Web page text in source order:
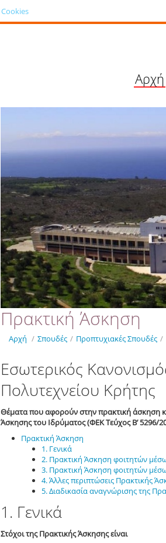
Cookies
Αρχή
Πρακτική Άσκηση
Αρχή / Σπουδές / Προπτυχιακές Σπουδές /
Εσωτερικός
Πολυτεχνείου Κρήτης
Θέματα που αφορούν στην πρακτική άσκηση
Άσκησης του Ιδρύματος (ΦΕΚ Τεύχος Β’ 5296/
Πρακτική Άσκηση
1. Γενικά
2. Πρακτική Άσκηση φοιτητών
3. Πρακτική Άσκηση φοιτητών
4. Άλλες περιπτώσεις Πρακτικής
5. Διαδικασία αναγνώρισης της
1. Γενικά
Στόχοι της Πρακτικής Άσκησης είναι